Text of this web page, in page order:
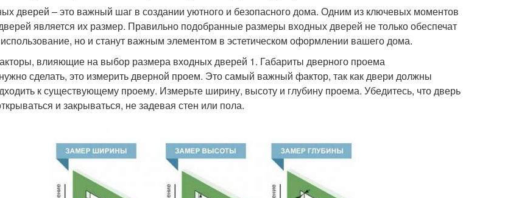
дверей – это важный шаг в создании уютного и безопасного дома. Одним из ключевых моментов
является их размер. Правильно подобранные размеры входных дверей не только обеспечат
но и станут важным элементом в эстетическом оформлении вашего дома.
влияющие на выбор размера входных дверей 1. Габариты дверного проема
сделать, это измерить дверной проем. Это самый важный фактор, так как двери должны
к существующему проему. Измерьте ширину, высоту и глубину проема. Убедитесь, что дверь
и закрываться, не задевая стен или пола.